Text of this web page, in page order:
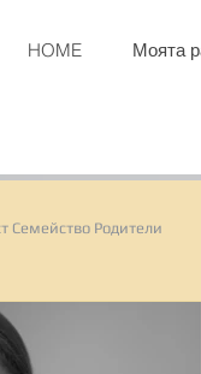
HOME Моята
Семейство Родители